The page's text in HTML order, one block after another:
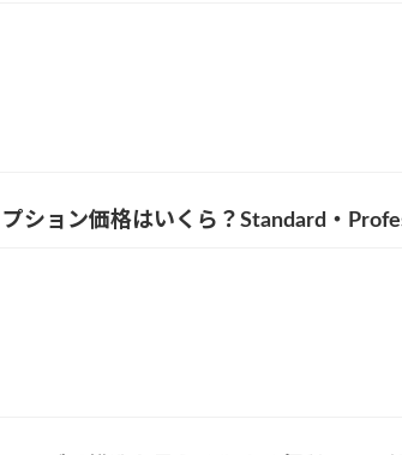
ション価格はいくら？Standard・